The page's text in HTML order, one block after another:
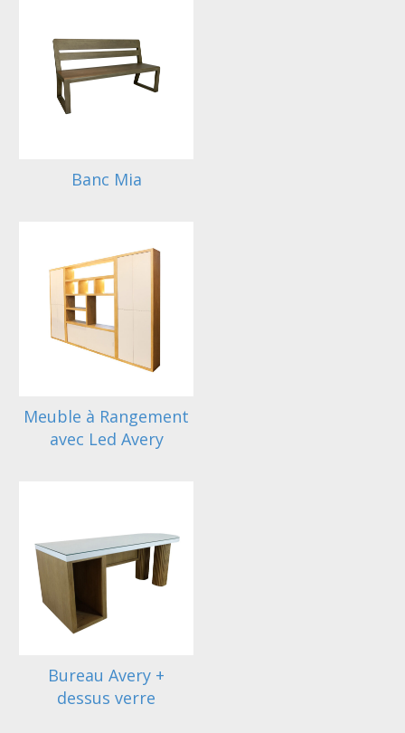
Banc Mia
Meuble à Rangement
avec Led Avery
Bureau Avery +
dessus verre